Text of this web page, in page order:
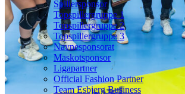
Spillersponsor
Topspillergruppe 1
Topspillergruppe 2
Topspillergruppe 3
Navnesponsorat
Maskotsponsor
Ligapartner
Official Fashion Partner
Team Esbjerg Business